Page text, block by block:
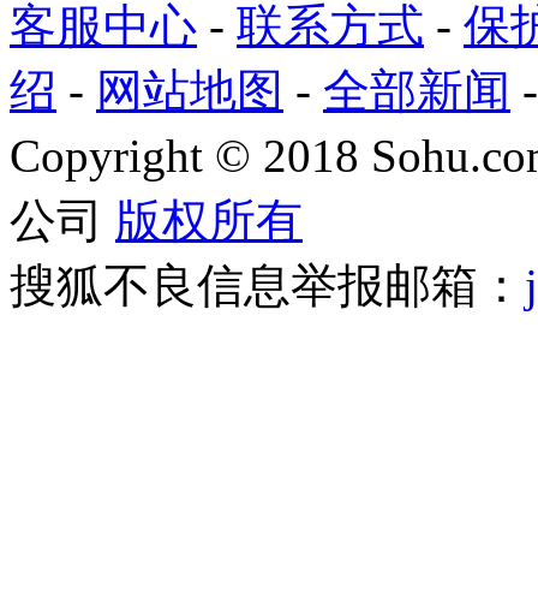
客服中心 - 联系方式 - 保
绍 - 网站地图 - 全部新闻
Copyright © 2018
公司 版权所有
搜狐不良信息举报邮箱：